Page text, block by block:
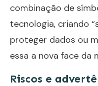
combinação de
tecnologia, criando
proteger dados ou
essa a nova face da
Riscos e